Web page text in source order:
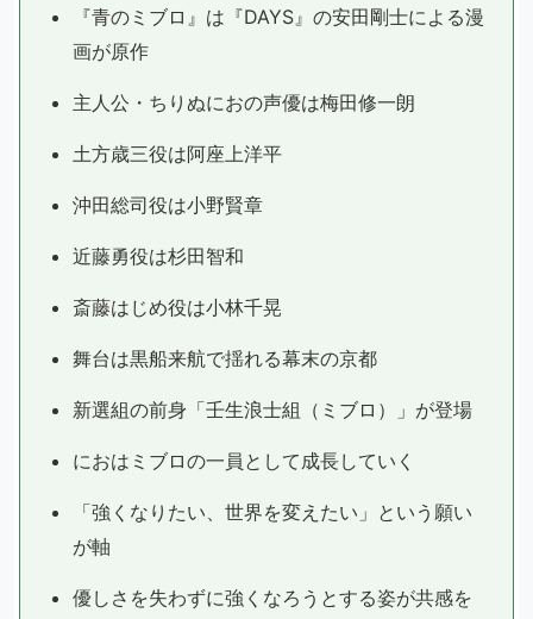
『青のミブロ』は『DAYS』の安田剛士による漫
画が原作
主人公・ちりぬにおの声優は梅田修一朗
土方歳三役は阿座上洋平
沖田総司役は小野賢章
近藤勇役は杉田智和
斎藤はじめ役は小林千晃
舞台は黒船来航で揺れる幕末の京都
新選組の前身「壬生浪士組（ミブロ）」が登場
におはミブロの一員として成長していく
「強くなりたい、世界を変えたい」という願い
が軸
優しさを失わずに強くなろうとする姿が共感を